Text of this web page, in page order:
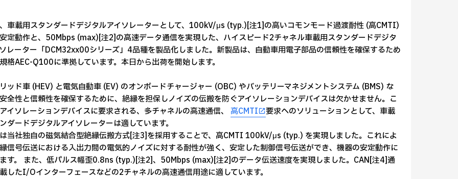
車載用スタンダードデジタルアイソレーターとして、100kV/μs (typ.)[注1]の高いコモンモード過渡耐性 (高CMTI)
定動作と、50Mbps (max)[注2]の高速データ通信を実現した、ハイスピード2チャネル車載用スタンダードデジタ
レーター「DCM32xx00シリーズ」4品種を製品化しました。新製品は、自動車用電子部品の信頼性を確保するため
格AEC-Q100に準拠しています。本日から出荷を開始します。
ッド車 (HEV) と電気自動車 (EV) のオンボードチャージャー (OBC) やバッテリーマネジメントシステム (BMS) な
全性と信頼性を確保するために、絶縁を担保しノイズの伝搬を防ぐアイソレーションデバイスは欠かせません。こ
イソレーションデバイスに要求される、多チャネルの高速通信、 高CMTI
要求へのソリューションとして、車載
ダードデジタルアイソレーターは適しています。
当社独自の磁気結合型絶縁伝搬方式[注3]を採用することで、高CMTI 100kV/μs (typ.) を実現しました。これによ
信号伝送における入出力間の電気的ノイズに対する耐性が強く、安定した制御信号伝送ができ、機器の安定動作に
す。 また、低パルス幅歪0.8ns (typ.)[注2]、50Mbps (max)[注2]のデータ伝送速度を実現しました。CAN[注4]通
したI/Oインターフェースなどの2チャネルの高速通信用途に適しています。